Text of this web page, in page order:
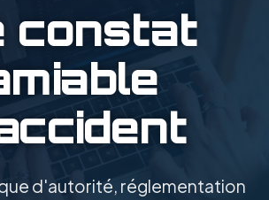
constat
d'autorité, réglementation